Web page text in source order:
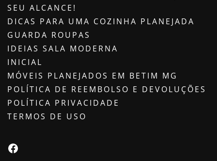
SEU ALCANCE!
DICAS PARA UMA COZINHA PLANEJADA
GUARDA ROUPAS
IDEIAS SALA MODERNA
INICIAL
MÓVEIS PLANEJADOS EM BETIM MG
POLÍTICA DE REEMBOLSO E DEVOLUÇÕES
POLÍTICA PRIVACIDADE
TERMOS DE USO
Facebook